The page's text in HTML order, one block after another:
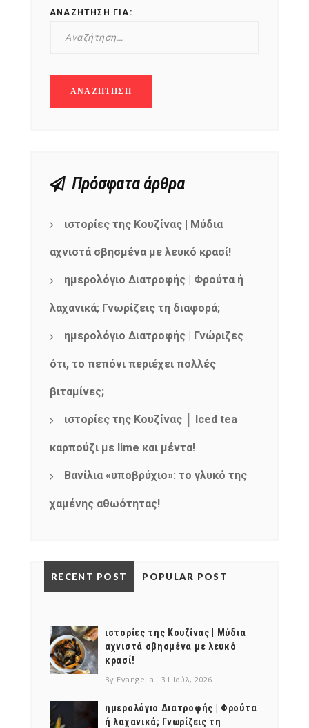
ΑΝΑΖΉΤΗΣΗ ΓΙΑ:
Πρόσφατα άρθρα
ιστορίες της Κουζίνας | Μύδια
αχνιστά σβησμένα με λευκό κρασί!
ημερολόγιο Διατροφής | Φρούτα ή
λαχανικά; Γνωρίζεις τη διαφορά;
ημερολόγιο Διατροφής | Γνώριζες
ότι, το πεπόνι περιέχει πολλές
βιταμίνες;
ιστορίες της Κουζίνας │ Iced tea
καρπούζι με lime και μέντα!
Βανίλια «υποβρύχιο»: το γλυκό της
χαμένης αθωότητας!
RECENT POST POPULAR POST
ιστορίες της Κουζίνας | Μύδια
αχνιστά σβησμένα με λευκό
κρασί!
By Evangelia 31 Ιούλ, 2026
ημερολόγιο Διατροφής | Φρούτα
ή λαχανικά; Γνωρίζεις τη